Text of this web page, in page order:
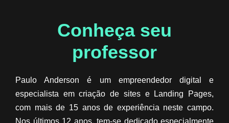
Conheça seu
professor​
Paulo Anderson é um empreendedor digital e
especialista em criação de sites e Landing Pages,
com mais de 15 anos de experiência neste campo.
Nos últimos 12 anos, tem-se dedicado especialmente